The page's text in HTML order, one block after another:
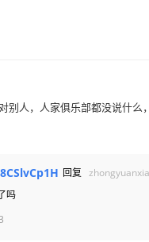
别人，人家俱乐部都没说什
回复
吗